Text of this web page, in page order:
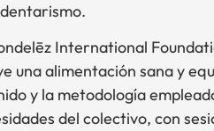
International
una alimentación sana y
y la metodología
del colectivo, con